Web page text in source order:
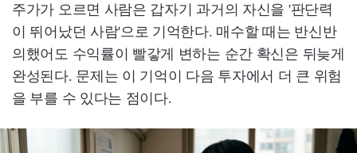
주가가 오르면 사람은 갑자기 과거의 자신을 '판단력
이 뛰어났던 사람'으로 기억한다. 매수할 때는 반신반
의했어도 수익률이 빨갛게 변하는 순간 확신은 뒤늦게
완성된다. 문제는 이 기억이 다음 투자에서 더 큰 위험
을 부를 수 있다는 점이다.